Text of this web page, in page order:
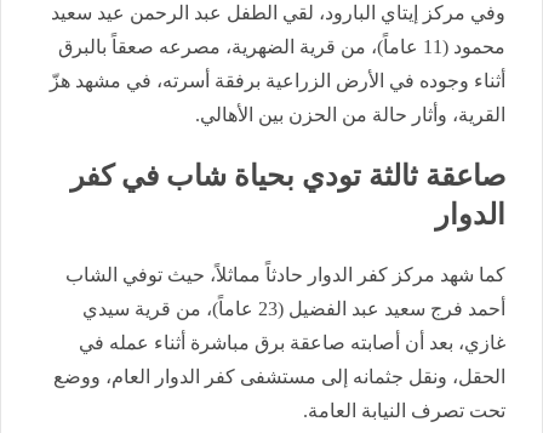
وفي مركز إيتاي البارود، لقي الطفل عبد الرحمن عيد سعيد
محمود (11 عاماً)، من قرية الضهرية، مصرعه صعقاً بالبرق
أثناء وجوده في الأرض الزراعية برفقة أسرته، في مشهد هزّ
القرية، وأثار حالة من الحزن بين الأهالي.
صاعقة ثالثة تودي بحياة شاب في كفر
الدوار
كما شهد مركز كفر الدوار حادثاً مماثلاً، حيث توفي الشاب
أحمد فرج سعيد عبد الفضيل (23 عاماً)، من قرية سيدي
غازي، بعد أن أصابته صاعقة برق مباشرة أثناء عمله في
الحقل، ونقل جثمانه إلى مستشفى كفر الدوار العام، ووضع
تحت تصرف النيابة العامة.